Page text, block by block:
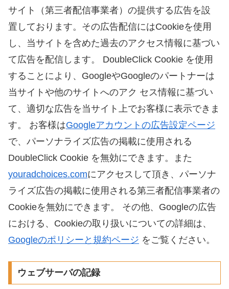
サイト（第三者配信事業者）の提供する広告を設
置しております。その広告配信にはCookieを使用
し、当サイトを含めた過去のアクセス情報に基づい
て広告を配信します。 DoubleClick Cookie を使用
することにより、GoogleやGoogleのパートナーは
当サイトや他のサイトへのアク セス情報に基づい
て、適切な広告を当サイト上でお客様に表示できま
す。 お客様はGoogleアカウントの広告設定ページ
で、パーソナライズ広告の掲載に使用される
DoubleClick Cookie を無効にできます。また
youradchoices.comにアクセスして頂き、パーソナ
ライズ広告の掲載に使用される第三者配信事業者の
Cookieを無効にできます。 その他、Googleの広告
における、Cookieの取り扱いについての詳細は、
Googleのポリシーと規約ページ をご覧ください。
ウェブサーバの記録